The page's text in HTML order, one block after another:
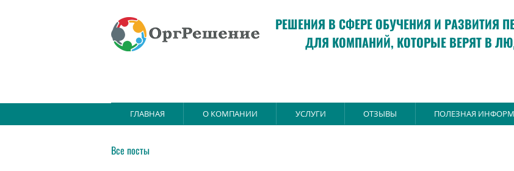
РЕШЕНИЯ В СФЕРЕ ОБУЧЕНИЯ И РАЗВИТИЯ
ДЛЯ КОМПАНИЙ, КОТОРЫЕ ВЕРЯТ В
ГЛАВНАЯ О КОМПАНИИ УСЛУГИ ОТЗЫВЫ ПОЛЕЗНАЯ
Все посты